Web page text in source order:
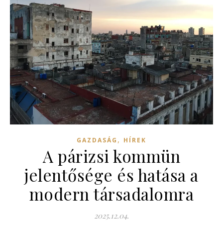
GAZDASÁG , HÍREK
A párizsi kommün
jelentősége és hatása a
modern társadalomra
2025.12.04.